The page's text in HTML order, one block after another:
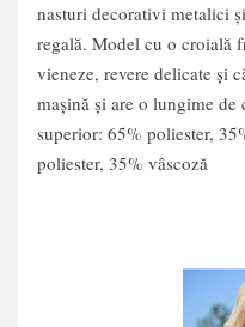
nasturi decorativi metalici
regală. Model cu o croială
vieneze, revere delicate şi
maşină şi are o lungime
superior: 65% poliester,
poliester, 35% vâscoză